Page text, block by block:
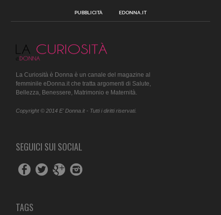
PUBBLICITÀ EDONNA.IT
La Curiosità è Donna è un canale del magazine al
femminile eDonna.it che tratta argomenti di Salute,
Bellezza, Benessere, Matrimonio e Maternità.
Copyright © 2014 E' Donna.it - Tutti i diritti riservati.
SEGUICI SUI SOCIAL
TAGS